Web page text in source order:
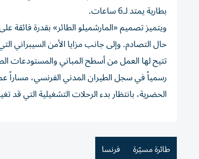
بطارية يمتد لـ6 ساعات.
ويتميز تصميم «المارشميلو الطائر» بقدرة
حال التصادم. وإلى جانب مزايا الأمن السيبراني
تتيح لها العمل من أسطح المباني والمستودعات
رسمياً في سجل الطيران المدني الفرنسي، مساراً
الحضرية، بانتظار بدء الرحلات التشغيلية التي قد
طائرة مسيّرة فرنسا